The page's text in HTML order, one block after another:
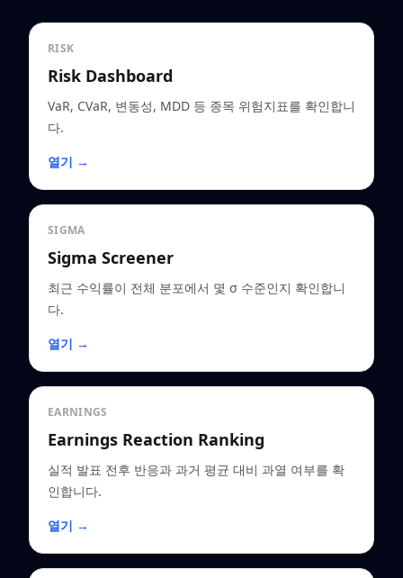
RISK
Risk Dashboard
VaR, CVaR, 변동성, MDD 등 종목 위험지표를 확인합니
다.
열기 →
SIGMA
Sigma Screener
최근 수익률이 전체 분포에서 몇 σ 수준인지 확인합니
다.
열기 →
EARNINGS
Earnings Reaction Ranking
실적 발표 전후 반응과 과거 평균 대비 과열 여부를 확
인합니다.
열기 →